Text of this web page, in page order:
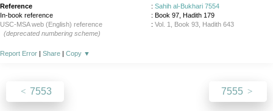
Reference : Sahih al-Bukhari 7554
In-book reference
: Book 97, Hadith 179
USC-MSA web (English) reference
: Vol. 1, Book 93, Hadith 643
(deprecated numbering scheme)
Report Error | Share | Copy ▼
7553 7555